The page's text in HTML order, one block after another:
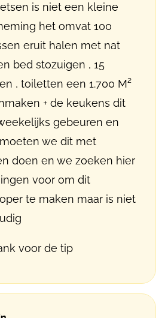
is niet een kleine
het omvat 100
eruit halen met nat
bed stozuigen , 15
, toiletten een 1.700 M²
+ de keukens dit
gebeuren en
we dit met
doen en we zoeken hier
voor om dit
te maken maar is niet
voor de tip